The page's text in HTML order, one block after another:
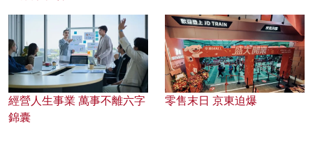
經營人生事業 萬事不離六字
錦囊
零售末日 京東迫爆